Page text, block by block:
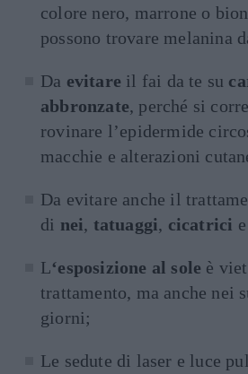
colore nero, marrone o
possono trovare melanina
Da evitare il fai da te su
abbronzate, perché si
rovinare l’epidermide
macchie e alterazioni
Da evitare anche il
di nei, tatuaggi, cicatrici
L‘esposizione al sole è
trattamento, ma anche nei
giorni;
Le sedute di laser e luce